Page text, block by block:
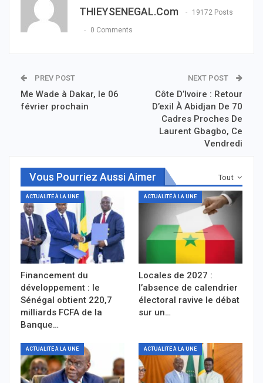
THIEYSENEGAL.com
19172 Posts
0 Comments
PREV POST
Me Wade à Dakar, le 06
février prochain
NEXT POST
Côte D’Ivoire : Retour
D’exil À Abidjan De 70
Cadres Proches De
Laurent Gbagbo, Ce
Vendredi
Tout
Vous Pourriez Aussi Aimer
ACTUALITÉ À LA UNE
Financement du
développement : le
Sénégal obtient 220,7
milliards FCFA de la
Banque…
ACTUALITÉ À LA UNE
Locales de 2027 :
l’absence de calendrier
électoral ravive le débat
sur un…
ACTUALITÉ À LA UNE ACTUALITÉ À LA UNE